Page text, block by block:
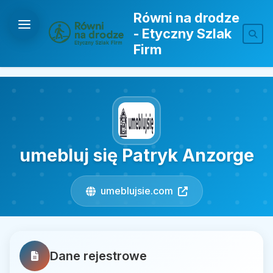
Równi na drodze
- Etyczny Szlak
Firm
umebluj się Patryk Anzorge
umeblujsie.com
Dane rejestrowe